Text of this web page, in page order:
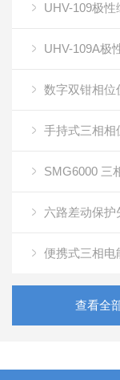
UHV-109极性
UHV-109A极
数字双钳相位
手持式三相相
SMG6000 三
六路差动保护
便携式三相电
查看全